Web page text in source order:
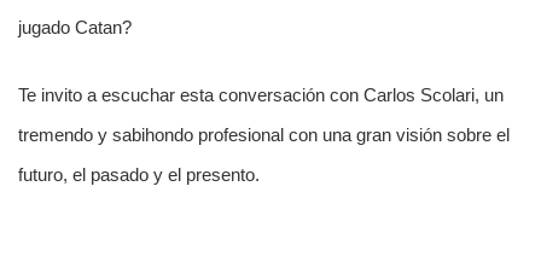
jugado Catan?
Te invito a escuchar esta conversación con Carlos Scolari, un
tremendo y sabihondo profesional con una gran visión sobre el
futuro, el pasado y el presento.